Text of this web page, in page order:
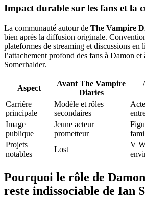
Impact durable sur les fans et la
La communauté autour de The Vampire
bien après la diffusion originale.
plateformes de streaming et discussions en
l’attachement profond des fans à Damon et
Somerhalder.
Aspect
Avant The Vampire
Diaries
Carrière
principale
Modèle et rôles
secondaires
Image
publique
Jeune acteur
prometteur
Projets
notables
Lost
V
Pourquoi le rôle de
reste indissociable de Ian